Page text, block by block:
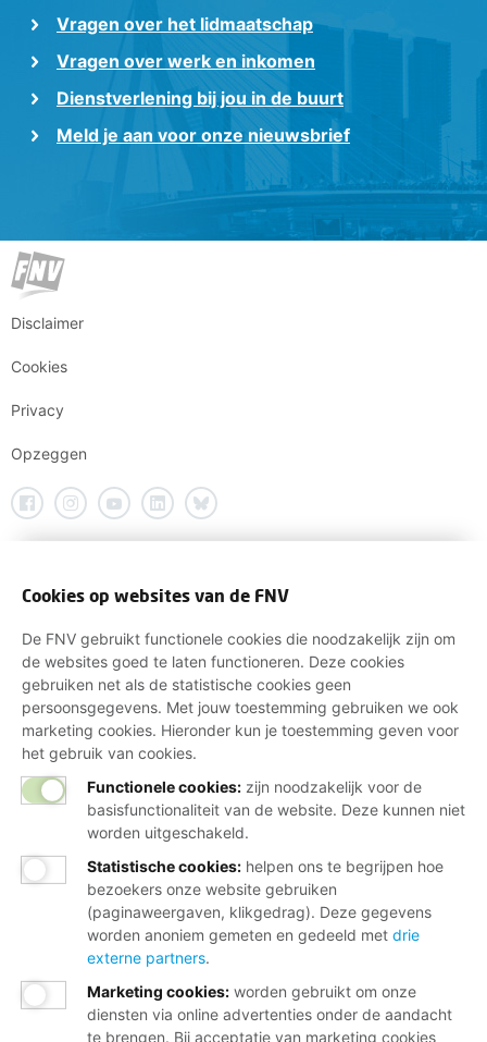
Vragen over het lidmaatschap
Vragen over werk en inkomen
Dienstverlening bij jou in de buurt
Meld je aan voor onze nieuwsbrief
Disclaimer
Cookies
Privacy
Opzeggen
Cookies op websites van de FNV
De FNV gebruikt functionele cookies die noodzakelijk zijn om
de websites goed te laten functioneren. Deze cookies
gebruiken net als de statistische cookies geen
persoonsgegevens. Met jouw toestemming gebruiken we ook
marketing cookies. Hieronder kun je toestemming geven voor
het gebruik van cookies.
Functionele cookies: zijn noodzakelijk voor de
basisfunctionaliteit van de website. Deze kunnen niet
worden uitgeschakeld.
Statistische cookies: helpen ons te begrijpen hoe
bezoekers onze website gebruiken
(paginaweergaven, klikgedrag). Deze gegevens
worden anoniem gemeten en gedeeld met drie
externe partners.
Marketing cookies: worden gebruikt om onze
diensten via online advertenties onder de aandacht
te brengen. Bij acceptatie van marketing cookies